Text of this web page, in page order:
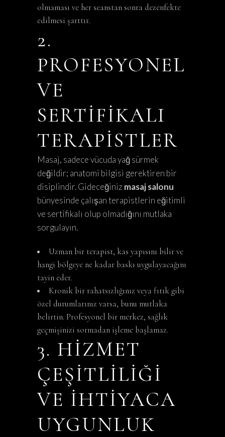
olmaması ve her seanstan sonra dezenfekte
edilmesi şarttır.
2.
PROFESYONEL
VE
SERTIFIKALI
TERAPISTLER
Masaj, sadece vücuda yağ sürmek
değildir; anatomi bilgisi gerektiren bir
disiplindir. Gideceğiniz masaj salonu
bünyesinde çalışan terapistlerin eğitimli
ve sertifikalı olup olmadığını mutlaka
sorgulayın.
Uzman bir terapist, kas yapısını bilir ve
hangi bölgeye ne kadar baskı uygulayacağını
tayin eder.
Kronik bir rahatsızlığınız veya fıtık gibi
özel durumlarınız varsa, bunu mutlaka
belirtin. Profesyonel bir merkez, sağlık
geçmişinizi sormadan işleme başlamaz.
3. HIZMET
ÇEŞITLILIĞI
VE İHTIYACA
UYGUNLUK